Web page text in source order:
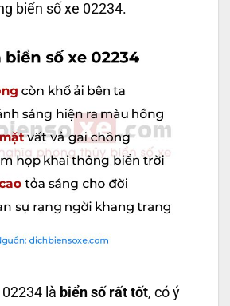
biển số xe 02234.
02234 là biển số rất tốt, có ý